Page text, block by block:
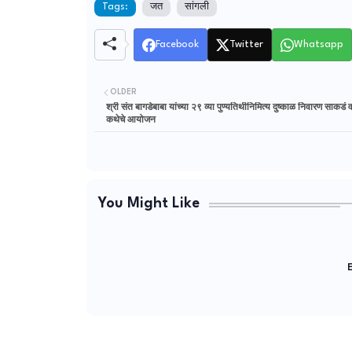
Tags: जत सांगली
Facebook Twitter Whatsapp
OLDER
श्री संत बागडेबाबा यांच्या २९ व्या पुण्यतिथीनिमित्य दुष्काळ निवारण साकडं
कथेचे आयोजन
You Might Like